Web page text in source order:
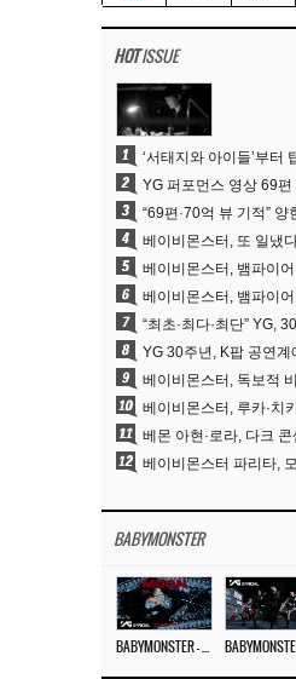
HOTISSUE
1
2
3
4
5
6
7
8
9
10
11
12
BABYMONSTER